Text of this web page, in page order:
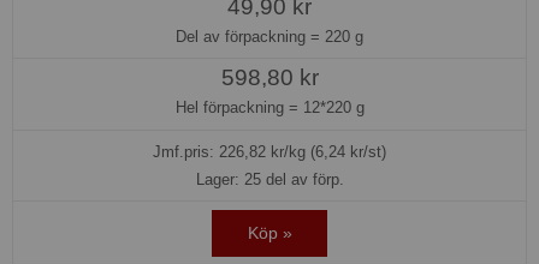
49,90 kr
Del av förpackning = 220 g
598,80 kr
Hel förpackning = 12*220 g
Jmf.pris: 226,82 kr/kg (6,24 kr/st)
Lager: 25 del av förp.
Köp »